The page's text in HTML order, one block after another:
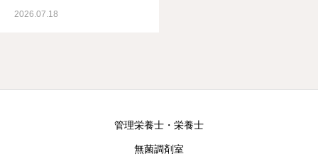
2026.07.18
管理栄養士・栄養士
無菌調剤室